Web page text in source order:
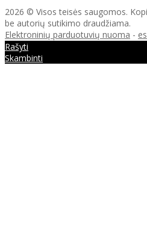
2026 © Visos teisės saugomos.
be autorių sutikimo draudžiama.
Elektroninių parduotuvių nuoma -
Rašyti
Skambinti